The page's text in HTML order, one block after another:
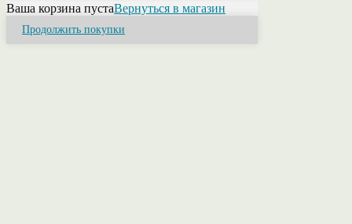
Ваша корзина пустаВернуться в магазин
Продолжить покупки